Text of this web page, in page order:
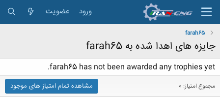
ورود عضویت
farah65
جایزه های اهدا شده به farah65
farah65 has not been awarded any trophies yet.
مجموع امتیاز: 0 مشاهده تمام امتیاز های موجود